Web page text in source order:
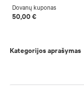
Dovanų kuponas
50,00 €
Kategorijos aprašymas